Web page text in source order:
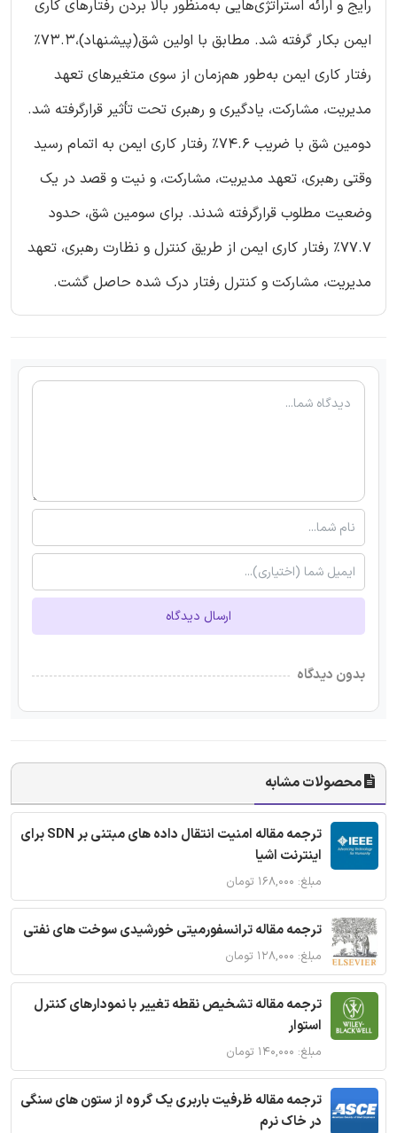
رایج و ارائه استراتژی‌هایی به‌منظور بالا بردن رفتارهای کاری
ایمن بکار گرفته شد. مطابق با اولین شق(پیشنهاد)،73.3%
رفتار کاری ایمن به‌طور هم‌زمان از سوی متغیرهای تعهد
مدیریت، مشارکت، یادگیری و رهبری تحت تأثیر قرارگرفته شد.
دومین شق با ضریب 74.6% رفتار کاری ایمن به اتمام رسید
وقتی رهبری، تعهد مدیریت، مشارکت، و نیت و قصد در یک
وضعیت مطلوب قرارگرفته شدند. برای سومین شق، حدود
77.7% رفتار کاری ایمن از طریق کنترل و نظارت رهبری، تعهد
مدیریت، مشارکت و کنترل رفتار درک شده حاصل گشت.
ارسال دیدگاه
بدون دیدگاه
محصولات مشابه
ترجمه مقاله امنیت انتقال داده های مبتنی بر SDN برای
اینترنت اشیا
مبلغ: ۱۶۸,۰۰۰ تومان
ترجمه مقاله ترانسفورمیتی خورشیدی سوخت های نفتی
مبلغ: ۱۲۸,۰۰۰ تومان
ترجمه مقاله تشخیص نقطه تغییر با نمودارهای کنترل
استوار
مبلغ: ۱۴۰,۰۰۰ تومان
ترجمه مقاله ظرفیت باربری یک گروه از ستون های سنگی
در خاک نرم